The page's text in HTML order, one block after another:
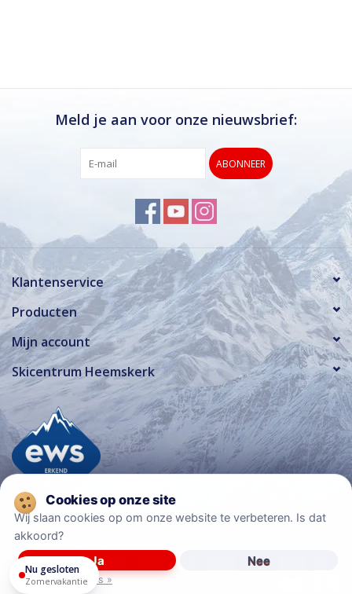
Meld je aan voor onze nieuwsbrief:
ABONNEER
Klantenservice
Producten
Mijn account
Skicentrum Heemskerk
© Copyright 2026 Skicentrum Heemskerk
Wij slaan cookies op om onze website te verbeteren. Is dat
akkoord?
Ja Nee
Meer over cookies »
Nu gesloten
Zomervakantie